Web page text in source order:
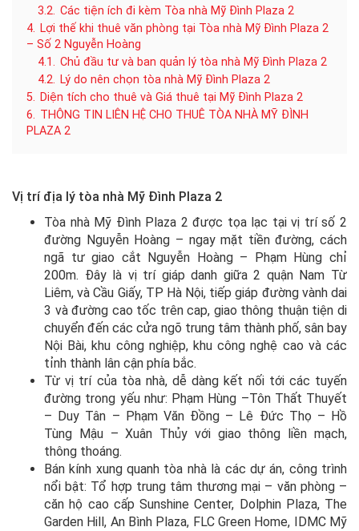
3.2. Các tiện ích đi kèm Tòa nhà Mỹ Đình Plaza 2
4. Lợi thế khi thuê văn phòng tại Tòa nhà Mỹ Đình Plaza 2
– Số 2 Nguyễn Hoàng
4.1. Chủ đầu tư và ban quản lý tòa nhà Mỹ Đình Plaza 2
4.2. Lý do nên chọn tòa nhà Mỹ Đình Plaza 2
5. Diện tích cho thuê và Giá thuê tại Mỹ Đình Plaza 2
6. THÔNG TIN LIÊN HỆ CHO THUÊ TÒA NHÀ MỸ ĐÌNH
PLAZA 2
Vị trí địa lý tòa nhà Mỹ Đình Plaza 2
Tòa nhà Mỹ Đình Plaza 2 được tọa lạc tại vị trí số 2
đường Nguyễn Hoàng – ngay mặt tiền đường, cách
ngã tư giao cắt Nguyễn Hoàng – Phạm Hùng chỉ
200m. Đây là vị trí giáp danh giữa 2 quận Nam Từ
Liêm, và Cầu Giấy, TP Hà Nội, tiếp giáp đường vành dai
3 và đường cao tốc trên cap, giao thông thuận tiện di
chuyển đến các cửa ngõ trung tâm thành phố, sân bay
Nội Bài, khu công nghiệp, khu công nghệ cao và các
tỉnh thành lân cận phía bắc.
Từ vị trí của tòa nhà, dễ dàng kết nối tới các tuyến
đường trong yếu như: Phạm Hùng –Tôn Thất Thuyết
– Duy Tân – Phạm Văn Đồng – Lê Đức Thọ – Hồ
Tùng Mậu – Xuân Thủy với giao thông liền mạch,
thông thoáng.
Bán kính xung quanh tòa nhà là các dự án, công trình
nổi bật: Tổ hợp trung tâm thương mại – văn phòng –
căn hộ cao cấp Sunshine Center, Dolphin Plaza, The
Garden Hill, An Bình Plaza, FLC Green Home, IDMC Mỹ